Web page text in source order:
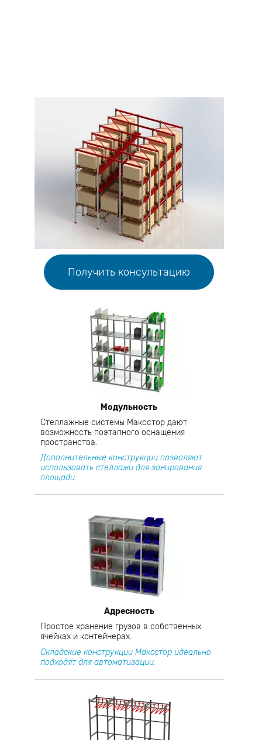
Получить консультацию
Модульность
Стеллажные системы Максстор дают
возможность поэтапного оснащения
пространства.
Дополнительные конструкции позволяют
использовать стеллажи для зонирования
площади.
Адресность
Простое хранение грузов в собственных
ячейках и контейнерах.
Складские конструкции Максстор идеально
подходят для автоматизации.